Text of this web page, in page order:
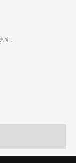
す。